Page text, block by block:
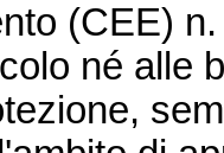
(CEE)
né alle